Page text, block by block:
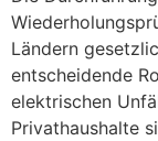
Ländern
entscheidende
elektrischen
Privathaushalte